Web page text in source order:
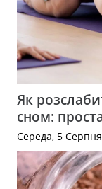
Як
сном:
Середа, 5